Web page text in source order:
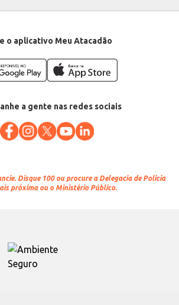
o aplicativo Meu Atacadão
a gente nas redes sociais
Disque 100 ou procure a Delegacia de Polícia
próxima ou o Ministério Público.